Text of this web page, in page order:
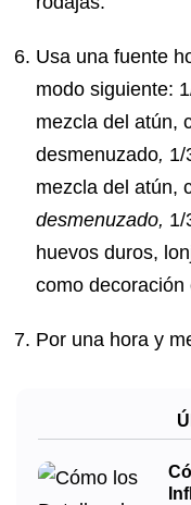
Usa una fuente
modo siguiente:
mezcla del atún,
desmenuzado, 1/
mezcla del atún,
desmenuzado, 1/
huevos duros,
como decoración
Por una hora y